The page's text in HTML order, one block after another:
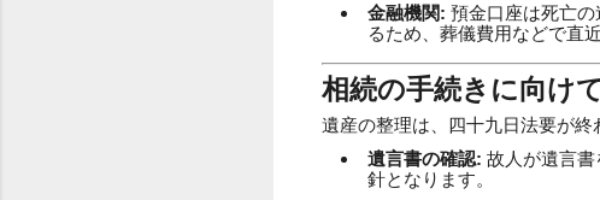
金融機関: 預金口座は死亡
るため、葬儀費用などで直
相続の手続きに向け
遺産の整理は、四十九日法要が終
遺言書の確認: 故人が遺言
針となります。